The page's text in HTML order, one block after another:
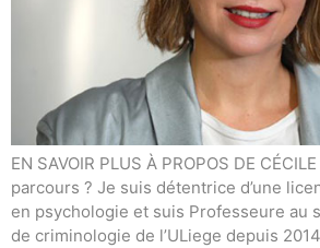
EN SAVOIR PLUS À PROPOS DE
parcours ? Je suis détentrice d’une
en psychologie et suis Professeure au
de criminologie de l’ULiege depuis